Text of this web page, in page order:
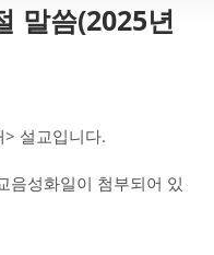
말씀(2025년
설교입니다.
음성화일이 첨부되어 있